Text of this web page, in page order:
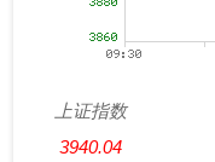
上证指数
3940.04